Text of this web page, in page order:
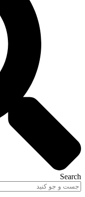
Search